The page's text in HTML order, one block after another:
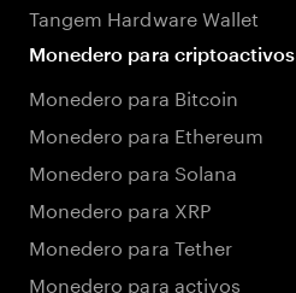
Tangem Hardware Wallet
Monedero para criptoactivos
Monedero para Bitcoin
Monedero para Ethereum
Monedero para Solana
Monedero para XRP
Monedero para Tether
Monedero para activos